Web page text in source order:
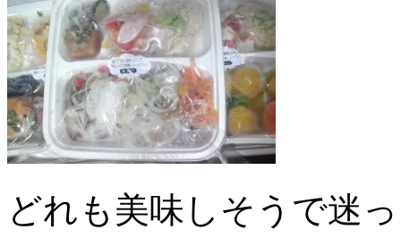
どれも美味しそうで迷